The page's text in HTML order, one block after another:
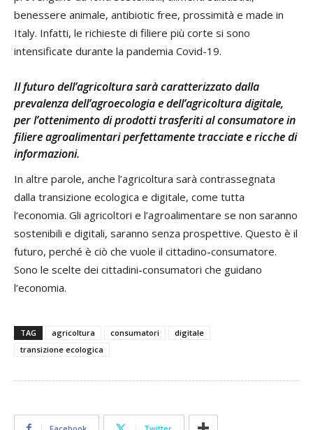
benessere animale, antibiotic free, prossimità e made in
Italy. Infatti, le richieste di filiere più corte si sono
intensificate durante la pandemia Covid-19.
Il futuro dell’agricoltura sarà caratterizzato dalla
prevalenza dell’agroecologia e dell’agricoltura digitale,
per l’ottenimento di prodotti trasferiti al consumatore in
filiere agroalimentari perfettamente tracciate e ricche di
informazioni.
In altre parole, anche l’agricoltura sarà contrassegnata
dalla transizione ecologica e digitale, come tutta
l’economia. Gli agricoltori e l’agroalimentare se non saranno
sostenibili e digitali, saranno senza prospettive. Questo è il
futuro, perché è ciò che vuole il cittadino-consumatore.
Sono le scelte dei cittadini-consumatori che guidano
l’economia.
TAG agricoltura consumatori
digitale
transizione ecologica
Facebook Twitter